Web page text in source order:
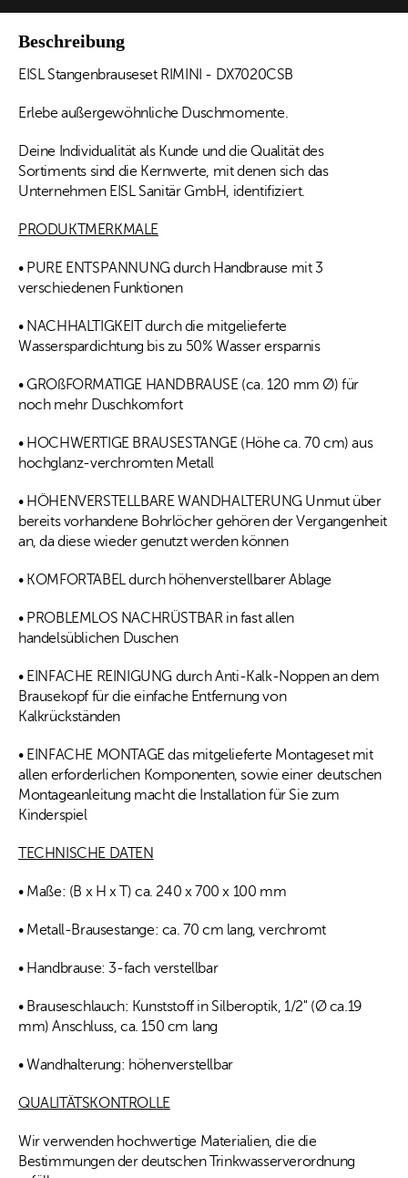
Beschreibung
EISL Stangenbrauseset RIMINI - DX7020CSB
Erlebe außergewöhnliche Duschmomente.
Deine Individualität als Kunde und die Qualität des
Sortiments sind die Kernwerte, mit denen sich das
Unternehmen EISL Sanitär GmbH, identifiziert.
PRODUKTMERKMALE
• PURE ENTSPANNUNG durch Handbrause mit 3
verschiedenen Funktionen
• NACHHALTIGKEIT durch die mitgelieferte
Wasserspardichtung bis zu 50% Wasser ersparnis
• GROßFORMATIGE HANDBRAUSE (ca. 120 mm Ø) für
noch mehr Duschkomfort
• HOCHWERTIGE BRAUSESTANGE (Höhe ca. 70 cm) aus
hochglanz-verchromten Metall
• HÖHENVERSTELLBARE WANDHALTERUNG Unmut über
bereits vorhandene Bohrlöcher gehören der Vergangenheit
an, da diese wieder genutzt werden können
• KOMFORTABEL durch höhenverstellbarer Ablage
• PROBLEMLOS NACHRÜSTBAR in fast allen
handelsüblichen Duschen
• EINFACHE REINIGUNG durch Anti-Kalk-Noppen an dem
Brausekopf für die einfache Entfernung von
Kalkrückständen
• EINFACHE MONTAGE das mitgelieferte Montageset mit
allen erforderlichen Komponenten, sowie einer deutschen
Montageanleitung macht die Installation für Sie zum
Kinderspiel
TECHNISCHE DATEN
• Maße: (B x H x T) ca. 240 x 700 x 100 mm
• Metall-Brausestange: ca. 70 cm lang, verchromt
• Handbrause: 3-fach verstellbar
• Brauseschlauch: Kunststoff in Silberoptik, 1/2" (Ø ca.19
mm) Anschluss, ca. 150 cm lang
• Wandhalterung: höhenverstellbar
QUALITÄTSKONTROLLE
Wir verwenden hochwertige Materialien, die die
Bestimmungen der deutschen Trinkwasserverordnung